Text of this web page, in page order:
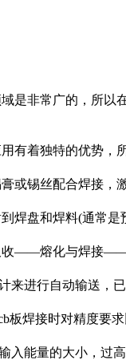
是非常广的，所以
有着独特的优势，
或锡丝配合焊接，
焊盘和焊料(通常是
收——熔化与焊接
来进行自动输送，
板焊接时对精度要
入能量的大小，过